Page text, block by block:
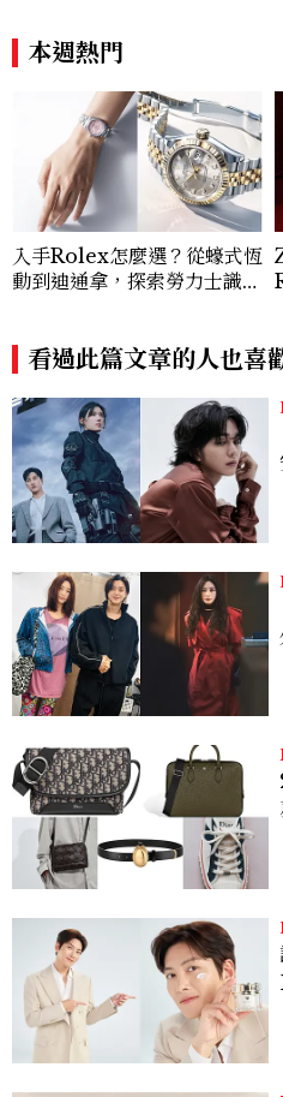
本週熱門
入手Rolex怎麼選？從蠔式恆
動到迪通拿，探索勞力士識別
看過此篇文章的人也喜